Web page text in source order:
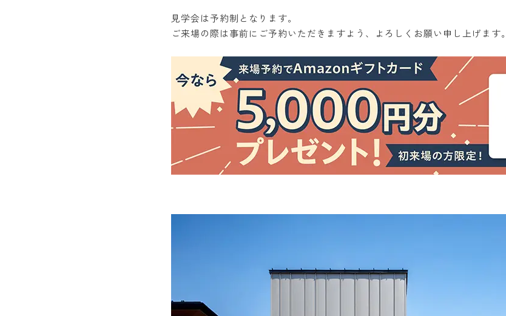
見学会は予約制となります。
ご来場の際は事前にご予約いただきますよう、よろしくお願い申し上げます。